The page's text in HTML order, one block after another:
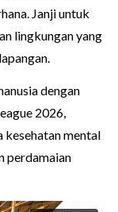
Janji untuk
lingkungan yang
dengan
2026,
kesehatan mental
perdamaian